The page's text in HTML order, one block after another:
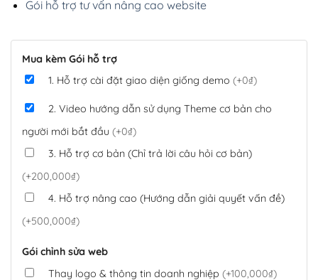
Gói hỗ trợ tư vấn nâng cao website
Mua kèm Gói hỗ trợ
1. Hỗ trợ cài đặt giao diện giống demo (+0₫)
2. Video hướng dẫn sử dụng Theme cơ bản cho
người mới bắt đầu (+0₫)
3. Hỗ trợ cơ bản (Chỉ trả lời câu hỏi cơ bản)
(+200,000₫)
4. Hỗ trợ nâng cao (Hướng dẫn giải quyết vấn đề)
(+500,000₫)
Gói chỉnh sửa web
Thay logo & thông tin doanh nghiệp (+100,000₫)